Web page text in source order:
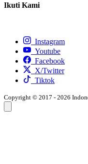
Ikuti Kami
Instagram
Youtube
Facebook
X/Twitter
Tiktok
Copyright © 2017 - 2026